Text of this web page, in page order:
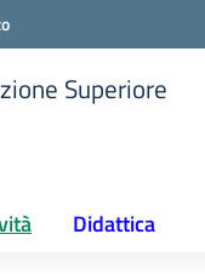
Superiore
Didattica